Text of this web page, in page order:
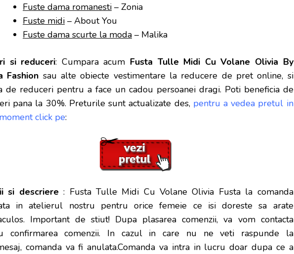
Fuste dama romanesti – Zonia
Fuste midi – About You
Fuste dama scurte la moda – Malika
si reduceri: Cumpara acum Fusta Tulle Midi Cu Volane Olivia By
Fashion sau alte obiecte vestimentare la reducere de pret online, si
de reduceripentru a face un cadou persoanei dragi. Poti beneficia de
pana la 30%. Preturile sunt actualizate des, pentru a vedea pretul in
click pe:
si descriere: Fusta Tulle Midi Cu Volane Olivia Fusta la comanda
in atelierul nostru pentru orice femeie ce isi doreste sa arate
Important de stiut! Dupa plasarea comenzii, va vom contacta
confirmarea comenzii. In cazul in care nu ne veti raspunde la
comanda va fi anulata.Comanda va intra in lucru doar dupa ce a